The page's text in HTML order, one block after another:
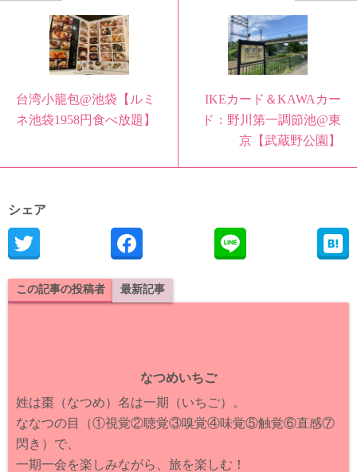
台湾小籠包@池袋【ルミ
ネ池袋1958円食べ放題】
IKEカード＆KAWAカー
ド：野川第一調節池@東
京【武蔵野公園】
シェア
この記事の投稿者 最新記事
なつめいちご
姓は棗（なつめ）名は一期（いちご）。
ななつの目（①視覚②聴覚③嗅覚④味覚⑤触覚⑥直感⑦
閃き）で、
一期一会を楽しみながら、旅を楽しむ！